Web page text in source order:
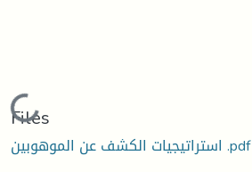
Loading...
Files
استراتيجيات الكشف عن الموهوبين .pdf